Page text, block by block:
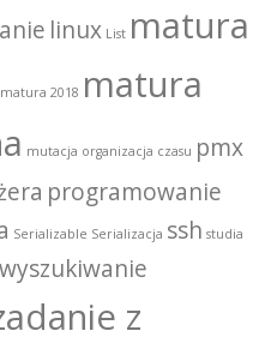
linux List matura
matura 2018 matura
mutacja organizacja czasu pmx
programowanie
Serializable Serializacja ssh studia
wyszukiwanie
z